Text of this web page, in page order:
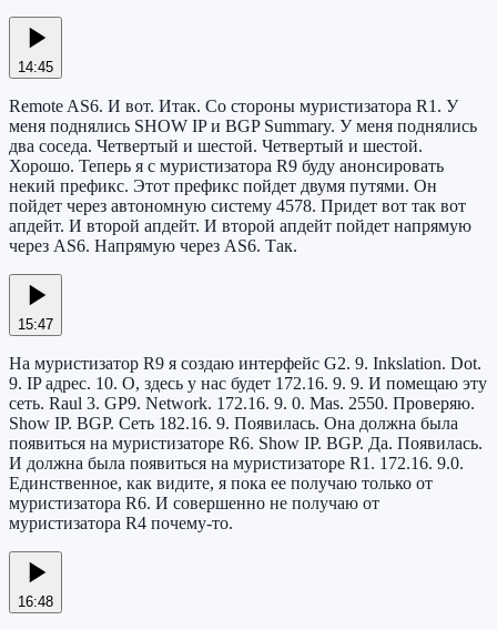
14:45
Remote AS6. И вот. Итак. Со стороны муристизатора R1. У
меня поднялись SHOW IP и BGP Summary. У меня поднялись
два соседа. Четвертый и шестой. Четвертый и шестой.
Хорошо. Теперь я с муристизатора R9 буду анонсировать
некий префикс. Этот префикс пойдет двумя путями. Он
пойдет через автономную систему 4578. Придет вот так вот
апдейт. И второй апдейт. И второй апдейт пойдет напрямую
через AS6. Напрямую через AS6. Так.
15:47
На муристизатор R9 я создаю интерфейс G2. 9. Inkslation. Dot.
9. IP адрес. 10. О, здесь у нас будет 172.16. 9. 9. И помещаю эту
сеть. Raul 3. GP9. Network. 172.16. 9. 0. Mas. 2550. Проверяю.
Show IP. BGP. Сеть 182.16. 9. Появилась. Она должна была
появиться на муристизаторе R6. Show IP. BGP. Да. Появилась.
И должна была появиться на муристизаторе R1. 172.16. 9.0.
Единственное, как видите, я пока ее получаю только от
муристизатора R6. И совершенно не получаю от
муристизатора R4 почему-то.
16:48